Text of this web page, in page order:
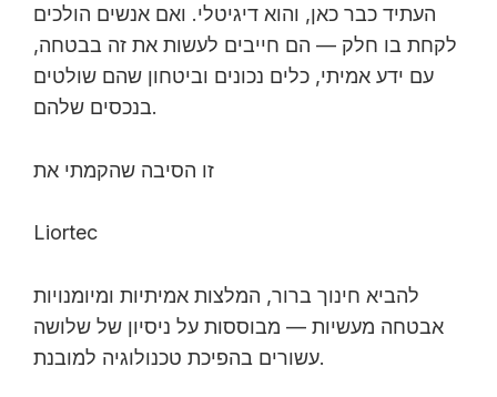
העתיד כבר כאן, והוא דיגיטלי. ואם אנשים הולכים
לקחת בו חלק — הם חייבים לעשות את זה בבטחה,
עם ידע אמיתי, כלים נכונים וביטחון שהם שולטים
בנכסים שלהם.
Liortec
להביא חינוך ברור, המלצות אמיתיות ומיומנויות
אבטחה מעשיות — מבוססות על ניסיון של שלושה
עשורים בהפיכת טכנולוגיה למובנת.